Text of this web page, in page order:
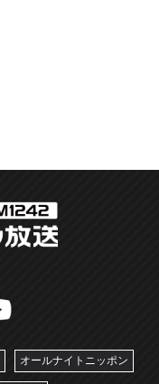
オールナイトニッポン